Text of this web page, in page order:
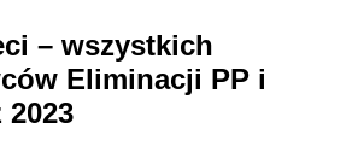
– wszystkich
Eliminacji PP i
2023